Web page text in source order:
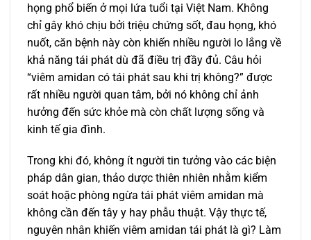
họng phổ biến ở mọi lứa tuổi tại Việt Nam. Không
chỉ gây khó chịu bởi triệu chứng sốt, đau họng, khó
nuốt, căn bệnh này còn khiến nhiều người lo lắng về
khả năng tái phát dù đã điều trị đầy đủ. Câu hỏi
“viêm amidan có tái phát sau khi trị không?” được
rất nhiều người quan tâm, bởi nó không chỉ ảnh
hưởng đến sức khỏe mà còn chất lượng sống và
kinh tế gia đình.
Trong khi đó, không ít người tin tưởng vào các biện
pháp dân gian, thảo dược thiên nhiên nhằm kiểm
soát hoặc phòng ngừa tái phát viêm amidan mà
không cần đến tây y hay phẫu thuật. Vậy thực tế,
nguyên nhân khiến viêm amidan tái phát là gì? Làm